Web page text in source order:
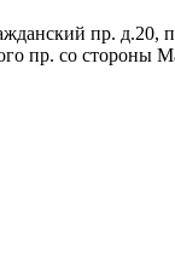
пр. д.20,
пр. со стороны